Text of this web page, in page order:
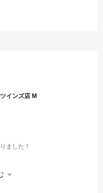
インズ店 M
ました！